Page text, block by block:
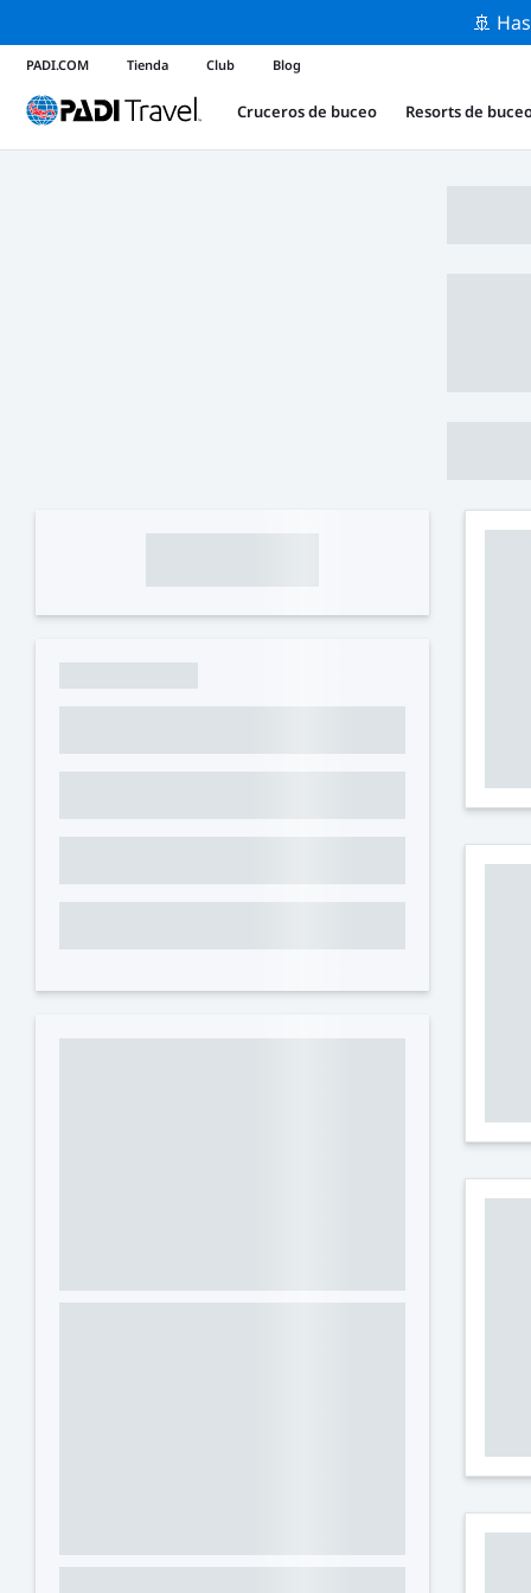
🚢
PADI.COM Tienda Club Blog
Cruceros de buceo Resorts de